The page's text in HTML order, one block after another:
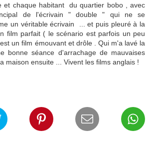
et chaque habitant du quartier bobo , avec
de l'écrivain " double " qui ne se
un véritable écrivain ... et puis pleuré à la
film parfait ( le scénario est parfois un peu
un film émouvant et drôle . Qui m'a lavé la
bonne séance d'arrachage de mauvaises
maison ensuite ... Vivent les films anglais !